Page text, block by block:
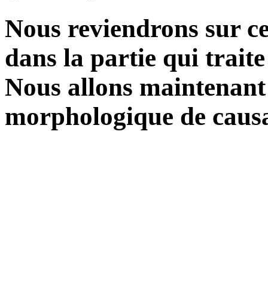
Nous reviendrons sur
dans la partie qui traite
Nous allons
morphologique de